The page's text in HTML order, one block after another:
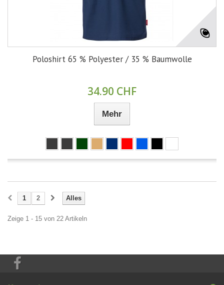
Poloshirt 65 % Polyester / 35 % Baumwolle
34.90 CHF
Mehr
Alles
1 2
Zeige 1 - 15 von 22 Artikeln